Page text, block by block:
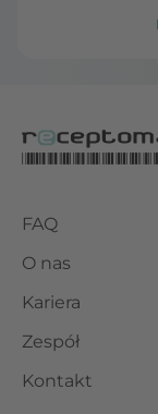
FAQ
O nas
Kariera
Zespół
Kontakt